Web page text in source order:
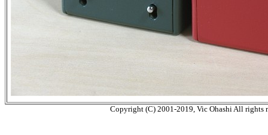
Copyright (C) 2001-2019, Vic Ohashi All rights